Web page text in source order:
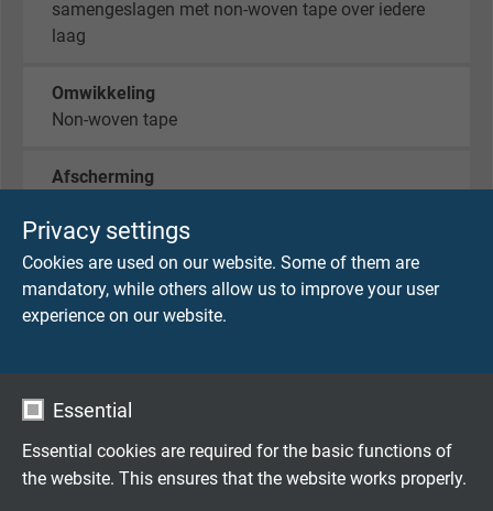
Privacy settings
Cookies are used on our website. Some of them are
mandatory, while others allow us to improve your user
experience on our website.
Essential
Essential cookies are required for the basic functions of
the website. This ensures that the website works properly.
samengeslagen met non-woven tape over iedere
laag
Omwikkeling
Non-woven tape
Afscherming
Omwikkeling
Non-woven tape
TMPU volgens DIN VDE 0282 deel 10 + HD 22.10
Kleur
Grijs (RAL 7032)